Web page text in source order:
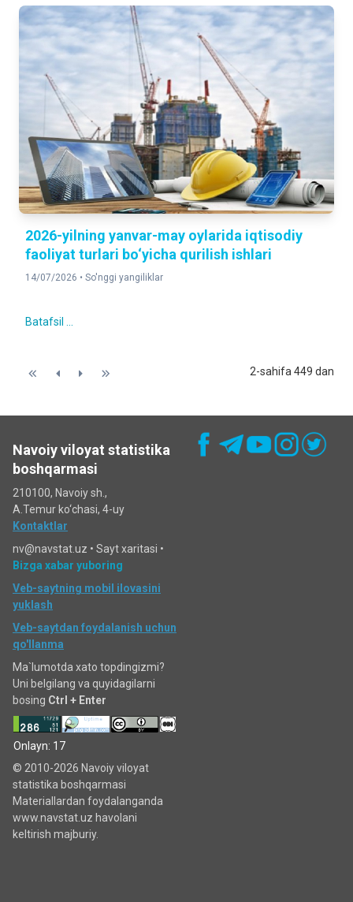
2026-yilning yanvar-may oylarida iqtisodiy
faoliyat turlari bo‘yicha qurilish ishlari
14/07/2026 • So'nggi yangiliklar
Batafsil ...
2-sahifa 449 dan
Navoiy viloyat statistika
boshqarmasi
210100, Navoiy sh.,
A.Temur ko‘chаsi, 4-uy
Kontaktlar
nv@navstat.uz • Sayt xaritasi •
Bizga xabar yuboring
Veb-saytning mobil ilovasini
yuklash
Veb-saytdan foydalanish uchun
qo'llanma
Ma`lumotda xato topdingizmi?
Uni belgilang va quyidagilarni
bosing Ctrl + Enter
Onlayn: 17
© 2010-2026 Navoiy viloyat
statistika boshqarmasi
Materiallardan foydalanganda
www.navstat.uz havolani
keltirish majburiy.